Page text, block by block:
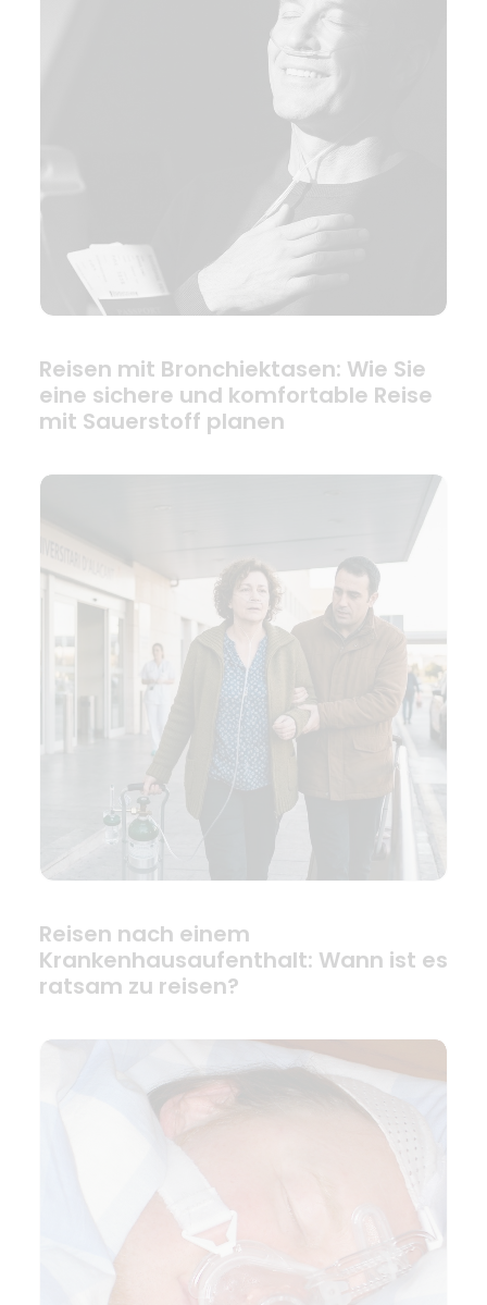
Reisen mit Bronchiektasen: Wie Sie
eine sichere und komfortable Reise
mit Sauerstoff planen
Reisen nach einem
Krankenhausaufenthalt: Wann ist es
ratsam zu reisen?